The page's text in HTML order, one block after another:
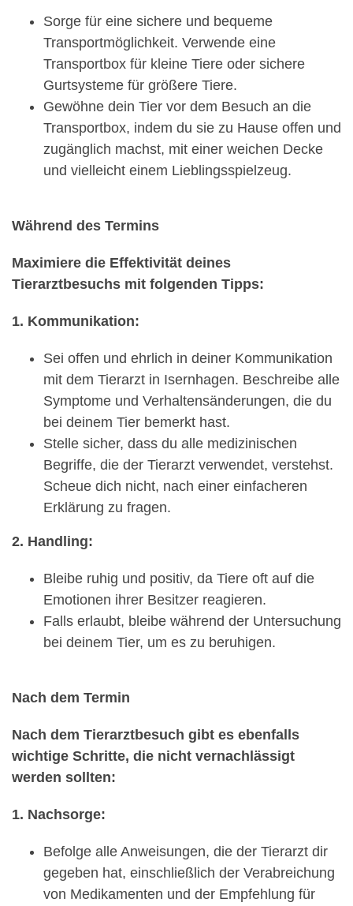
Sorge für eine sichere und bequeme
Transportmöglichkeit. Verwende eine
Transportbox für kleine Tiere oder sichere
Gurtsysteme für größere Tiere.
Gewöhne dein Tier vor dem Besuch an die
Transportbox, indem du sie zu Hause offen und
zugänglich machst, mit einer weichen Decke
und vielleicht einem Lieblingsspielzeug.
Während des Termins
Maximiere die Effektivität deines
Tierarztbesuchs mit folgenden Tipps:
1. Kommunikation:
Sei offen und ehrlich in deiner Kommunikation
mit dem Tierarzt in Isernhagen. Beschreibe alle
Symptome und Verhaltensänderungen, die du
bei deinem Tier bemerkt hast.
Stelle sicher, dass du alle medizinischen
Begriffe, die der Tierarzt verwendet, verstehst.
Scheue dich nicht, nach einer einfacheren
Erklärung zu fragen.
2. Handling:
Bleibe ruhig und positiv, da Tiere oft auf die
Emotionen ihrer Besitzer reagieren.
Falls erlaubt, bleibe während der Untersuchung
bei deinem Tier, um es zu beruhigen.
Nach dem Termin
Nach dem Tierarztbesuch gibt es ebenfalls
wichtige Schritte, die nicht vernachlässigt
werden sollten:
1. Nachsorge:
Befolge alle Anweisungen, die der Tierarzt dir
gegeben hat, einschließlich der Verabreichung
von Medikamenten und der Empfehlung für